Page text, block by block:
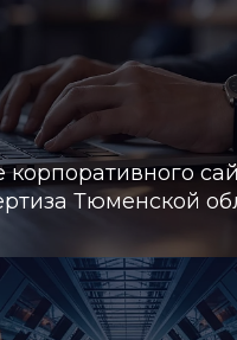
корпоративного
Тюменской